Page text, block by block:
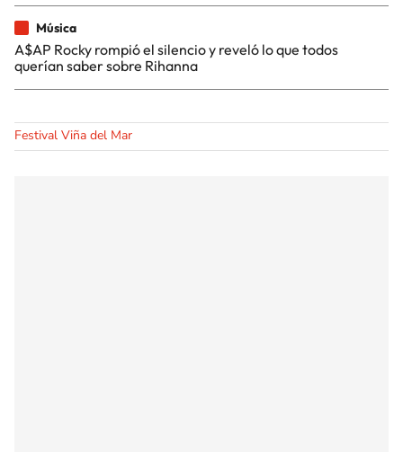
Música
A$AP Rocky rompió el silencio y reveló lo que todos
querían saber sobre Rihanna
Festival Viña del Mar